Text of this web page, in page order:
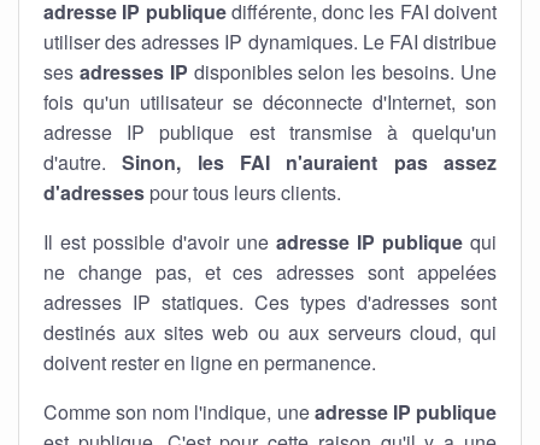
adresse IP publiquedifférente, donc les FAI doivent
utiliser des adresses IP dynamiques. Le FAI distribue
ses adresses IP disponibles selon les besoins. Une
fois qu'un utilisateur se déconnecte d'Internet, son
adresse IP publique est transmise à quelqu'un
d'autre.Sinon, les FAI n'auraient pas assez
d'adresses pour tous leurs clients.
Il est possible d'avoir une adresse IP publique qui
ne change pas, et ces adresses sont appelées
adresses IP statiques. Ces types d'adresses sont
destinés aux sites web ou aux serveurs cloud, qui
doivent rester en ligne en permanence.
Comme son nom l'indique, uneadresse IP publique